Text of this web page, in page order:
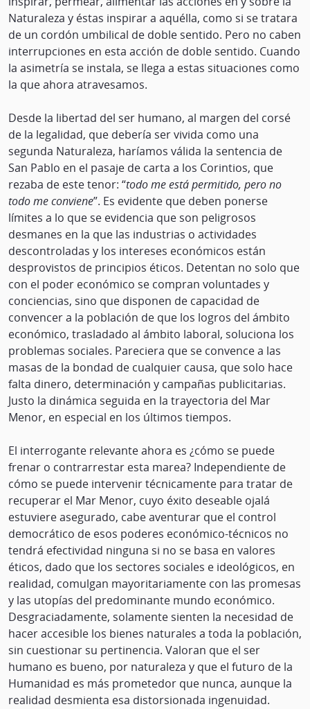
Naturaleza y éstas inspirar a aquélla, como si se tratara
de un cordón umbilical de doble sentido. Pero no caben
interrupciones en esta acción de doble sentido. Cuando
la asimetría se instala, se llega a estas situaciones como
la que ahora atravesamos.
Desde la libertad del ser humano, al margen del corsé
de la legalidad, que debería ser vivida como una
segunda Naturaleza, haríamos válida la sentencia de
San Pablo en el pasaje de carta a los Corintios, que
rezaba de este tenor: “todo me está permitido, pero no
todo me conviene”. Es evidente que deben ponerse
límites a lo que se evidencia que son peligrosos
desmanes en la que las industrias o actividades
descontroladas y los intereses económicos están
desprovistos de principios éticos. Detentan no solo que
con el poder económico se compran voluntades y
conciencias, sino que disponen de capacidad de
convencer a la población de que los logros del ámbito
económico, trasladado al ámbito laboral, soluciona los
problemas sociales. Pareciera que se convence a las
masas de la bondad de cualquier causa, que solo hace
falta dinero, determinación y campañas publicitarias.
Justo la dinámica seguida en la trayectoria del Mar
Menor, en especial en los últimos tiempos.
El interrogante relevante ahora es ¿cómo se puede
frenar o contrarrestar esta marea? Independiente de
cómo se puede intervenir técnicamente para tratar de
recuperar el Mar Menor, cuyo éxito deseable ojalá
estuviere asegurado, cabe aventurar que el control
democrático de esos poderes económico-técnicos no
tendrá efectividad ninguna si no se basa en valores
éticos, dado que los sectores sociales e ideológicos, en
realidad, comulgan mayoritariamente con las promesas
y las utopías del predominante mundo económico.
Desgraciadamente, solamente sienten la necesidad de
hacer accesible los bienes naturales a toda la población,
sin cuestionar su pertinencia. Valoran que el ser
humano es bueno, por naturaleza y que el futuro de la
Humanidad es más prometedor que nunca, aunque la
realidad desmienta esa distorsionada ingenuidad.